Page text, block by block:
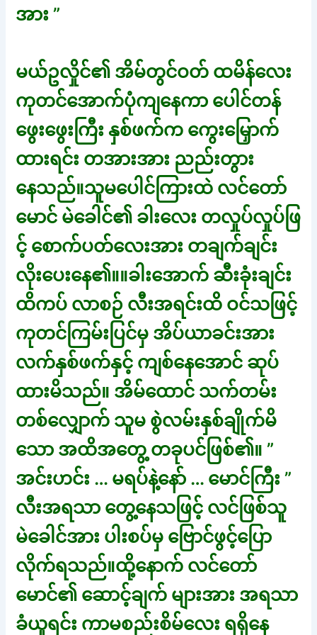
အား ”
မယ်ဥလှိုင်၏ အိမ်တွင်ဝတ် ထမိန်လေး
ကုတင်အောက်ပုံကျနေကာ ပေါင်တန်
ဖွေးဖွေးကြီး နှစ်ဖက်က ကွေးမြှောက်
ထားရင်း တအားအား ညည်းတွား
နေသည်။သူမပေါင်ကြားထဲ လင်တော်
မောင် မဲခေါင်၏ ခါးလေး တလှုပ်လှုပ်ဖြ
င့် စောက်ပတ်လေးအား တချက်ချင်း
လိုးပေးနေ၏။။ခါးအောက် ဆီးခုံးချင်း
ထိကပ် လာစဉ် လီးအရင်းထိ ဝင်သဖြင့်
ကုတင်ကြမ်းပြင်မှ အိပ်ယာခင်းအား
လက်နှစ်ဖက်နှင့် ကျစ်နေအောင် ဆုပ်
ထားမိသည်။ အိမ်ထောင် သက်တမ်း
တစ်လျှောက် သူမ စွဲလမ်းနှစ်ချိုက်မိ
သော အထိအတွေ့ တခုပင်ဖြစ်၏။ ”
အင်းဟင်း … မရပ်နဲ့နော် … မောင်ကြီး ”
လီးအရသာ တွေ့နေသဖြင့် လင်ဖြစ်သူ
မဲခေါင်အား ပါးစပ်မှ ဗြောင်ဖွင့်ပြော
လိုက်ရသည်။ထို့နောက် လင်တော်
မောင်၏ ဆောင့်ချက် များအား အရသာ
ခံယူရင်း ကာမစည်းစိမ်လေး ရရှိနေ